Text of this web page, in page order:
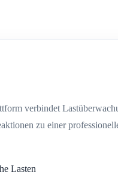
verbindet
zu einer
Lasten